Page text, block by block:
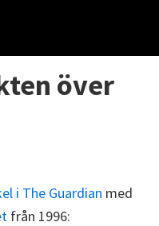
över
i The Guardian med
från 1996: